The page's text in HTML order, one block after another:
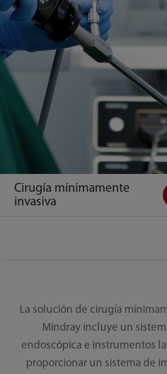
Cirugía mínimamente
invasiva
La solución de cirugía
Mindray incluye un
endoscópica e instrumentos
proporcionar un sistema de